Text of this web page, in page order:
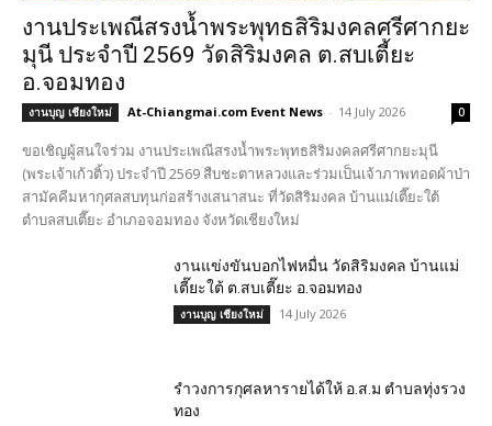
งานประเพณีสรงน้ำพระพุทธสิริมงคลศรีศากยะ
มุนี ประจำปี 2569 วัดสิริมงคล ต.สบเตี้ยะ
อ.จอมทอง
งานบุญ เชียงใหม่ At-Chiangmai.com Event News - 14 July 2026 0
ขอเชิญผู้สนใจร่วม งานประเพณีสรงน้ำพระพุทธสิริมงคลศรีศากยะมุนี
(พระเจ้าเก้วติ้ว) ประจำปี 2569 สืบชะตาหลวงและร่วมเป็นเจ้าภาพทอดผ้าป่า
สามัคคีมหากุศลสบทุนก่อสร้างเสนาสนะ ที่วัดสิริมงคล บ้านแม่เตี๊ยะใต้
ตำบลสบเตี๊ยะ อำเภอจอมทอง จังหวัดเชียงใหม่
งานแข่งขันบอกไฟหมื่น วัดสิริมงคล บ้านแม่
เตี๊ยะใต้ ต.สบเตี๊ยะ อ.จอมทอง
งานบุญ เชียงใหม่ 14 July 2026
รำวงการกุศลหารายได้ให้ อ.ส.ม ตำบลทุ่งรวง
ทอง